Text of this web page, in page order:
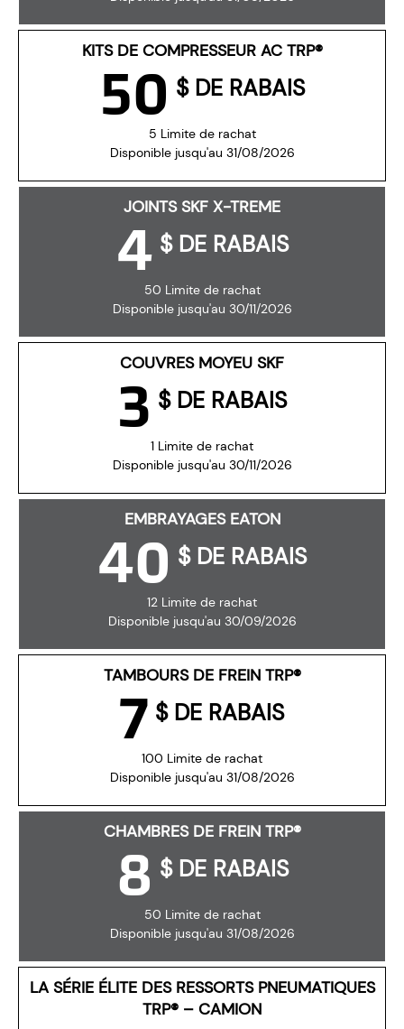
KITS DE COMPRESSEUR AC TRP®
5 Limite de rachat
Disponible jusqu'au 31/08/2026
50 $ DE RABAIS
JOINTS SKF X-TREME
50 Limite de rachat
Disponible jusqu'au 30/11/2026
4 $ DE RABAIS
COUVRES MOYEU SKF
1 Limite de rachat
Disponible jusqu'au 30/11/2026
3 $ DE RABAIS
EMBRAYAGES EATON
12 Limite de rachat
Disponible jusqu'au 30/09/2026
40 $ DE RABAIS
TAMBOURS DE FREIN TRP®
100 Limite de rachat
Disponible jusqu'au 31/08/2026
7 $ DE RABAIS
CHAMBRES DE FREIN TRP®
50 Limite de rachat
Disponible jusqu'au 31/08/2026
8 $ DE RABAIS
LA SÉRIE ÉLITE DES RESSORTS PNEUMATIQUES
TRP® – CAMION